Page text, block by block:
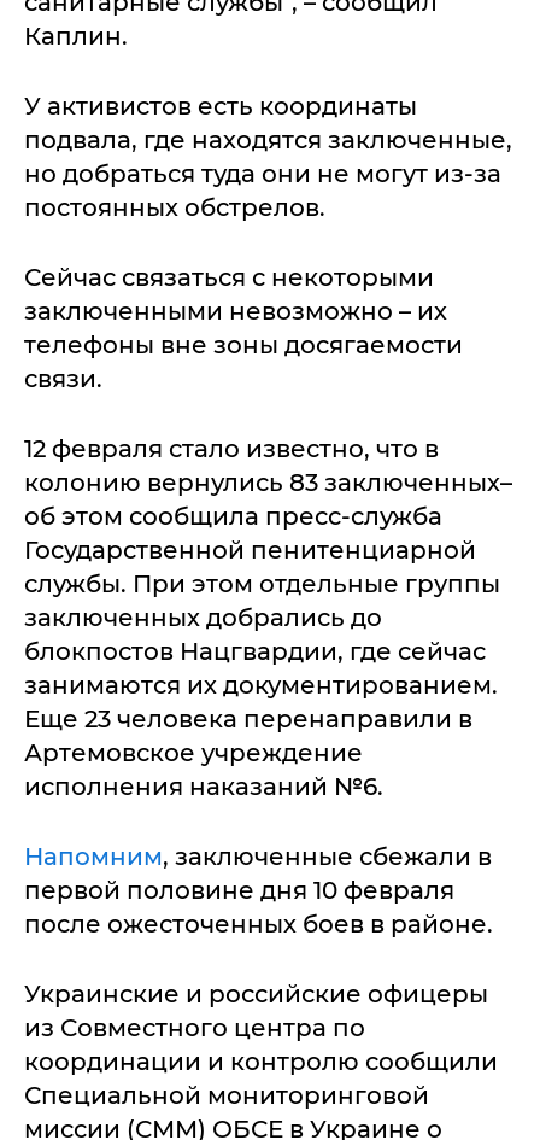
Каплин.
У активистов есть координаты
подвала, где находятся заключенные,
но добраться туда они не могут из-за
постоянных обстрелов.
Сейчас связаться с некоторыми
заключенными невозможно – их
телефоны вне зоны досягаемости
связи.
12 февраля стало известно, что в
колонию вернулись 83 заключенных–
об этом сообщила пресс-служба
Государственной пенитенциарной
службы. При этом отдельные группы
заключенных добрались до
блокпостов Нацгвардии, где сейчас
занимаются их документированием.
Еще 23 человека перенаправили в
Артемовское учреждение
исполнения наказаний №6.
Напомним, заключенные сбежали в
первой половине дня 10 февраля
после ожесточенных боев в районе.
Украинские и российские офицеры
из Совместного центра по
координации и контролю сообщили
Специальной мониторинговой
миссии (СММ) ОБСЕ в Украине о